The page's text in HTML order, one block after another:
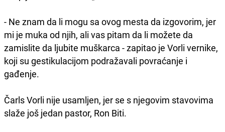
- Ne znam da li mogu sa ovog mesta da izgovorim, jer
mi je muka od njih, ali vas pitam da li možete da
zamislite da ljubite muškarca - zapitao je Vorli vernike,
koji su gestikulacijom podražavali povraćanje i
gađenje.
Čarls Vorli nije usamljen, jer se s njegovim stavovima
slaže još jedan pastor, Ron Biti.